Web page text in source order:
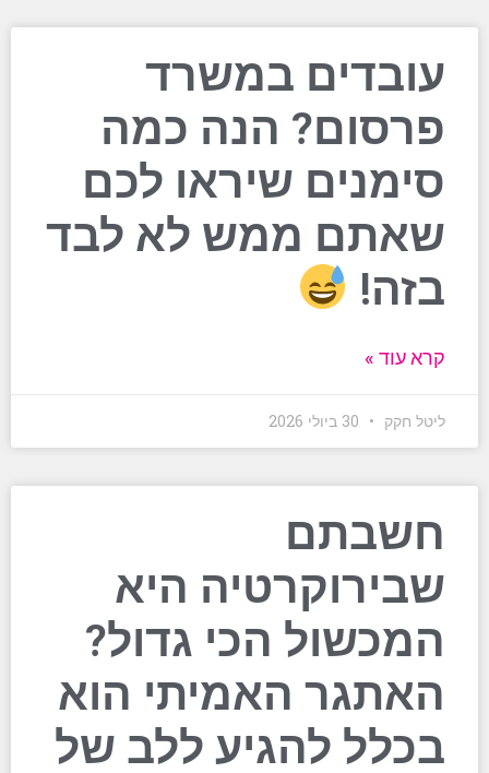
עובדים במשרד
פרסום? הנה כמה
סימנים שיראו לכם
שאתם ממש לא לבד
בזה!
קרא עוד »
ליטל חקק
חשבתם
שבירוקרטיה היא
המכשול הכי גדול?
האתגר האמיתי הוא
בכלל להגיע ללב של